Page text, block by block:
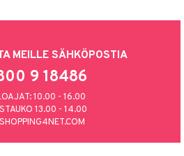
MEILLE SÄHKÖPOSTIA
9 18486
10.00 - 16.00
13.00 - 14.00